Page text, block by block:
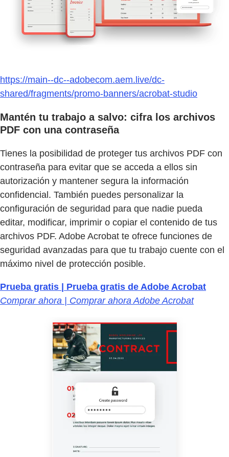
https://main--dc--adobecom.aem.live/dc-
shared/fragments/promo-banners/acrobat-studio
Mantén tu trabajo a salvo: cifra los archivos
PDF con una contraseña
Tienes la posibilidad de proteger tus archivos PDF con
contraseña para evitar que se acceda a ellos sin
autorización y mantener segura la información
confidencial. También puedes personalizar la
configuración de seguridad para que nadie pueda
editar, modificar, imprimir o copiar el contenido de tus
archivos PDF. Adobe Acrobat te ofrece funciones de
seguridad avanzadas para que tu trabajo cuente con el
máximo nivel de protección posible.
Prueba gratis | Prueba gratis de Adobe Acrobat
Comprar ahora | Comprar ahora Adobe Acrobat